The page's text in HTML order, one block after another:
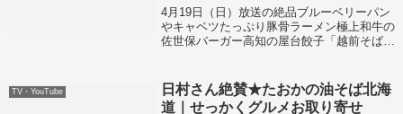
4月19日（日）放送の絶品ブルーベリーパン
やキャベツたっぷり豚骨ラーメン極上和牛の
佐世保バーガー高知の屋台餃子「越前そば」
いました！
TV・YouTube
日村さん絶賛★たおかの油そば北海
道｜せっかくグルメお取り寄せ